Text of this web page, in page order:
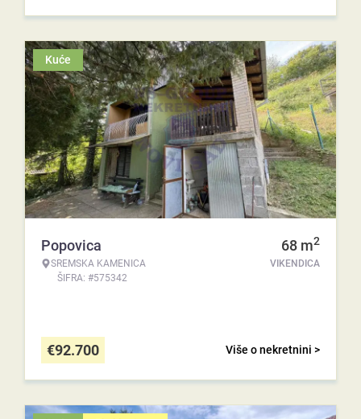
Kuće
Popovica
SREMSKA KAMENICA
ŠIFRA: #575342
68 m2
VIKENDICA
Više o nekretnini >
€92.700